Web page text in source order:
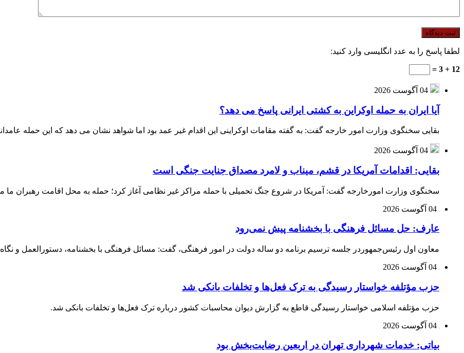
لطفا پاسخ را به عدد انگلیسی وارد کنید:
12 + 3 =
04 آگوست 2026
آیا ایران به حمله اوکراین به کشتی ایرانی پاسخ می دهد؟
بقایی سخنگوی وزارت امور خارجه گفت: به گفته مقامات اوکراینی این اقدام غیر عمد بود اما شواهد نشان می دهد که این حمله
04 آگوست 2026
بقایی: اقدامات آمریکا در قشم، میناب و لامرد مصداق جنایت جنگی است
سخنگوی وزارت امورخارجه گفت: آمریکا در شروع جنگ تحمیلی با حمله مراکز غیر نظامی آغاز کرد؛ حمله به محل اقامت رهبران ما
04 آگوست 2026
عارف: حل مسائل فرهنگی با بخشنامه پیش نمی‌رود
معاون اول رئیس‌جمهوردر جلسه ترسیم برنامه دو ساله دولت در امور فرهنگی، گفت: مسائل فرهنگی با بخشنامه، دستورالعمل و نگاه
04 آگوست 2026
حزب مؤتلفه خواستار رسیدگی به ترک فعل‌ها و تخلفات بانکی شد
حزب مؤتلفه اسلامی خواستار رسیدگی قاطع به گزارش دیوان محاسبات کشور درباره ترک فعل‌ها و تخلفات بانکی شد.
04 آگوست 2026
بیاتی: خدمات شهرداری تهران در اربعین رضایت‌بخش بود